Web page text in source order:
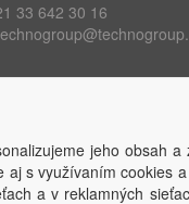
33 642 30 16
s r.o.2026
jeho obsah a
aj s využívaním cookies
a v reklamných